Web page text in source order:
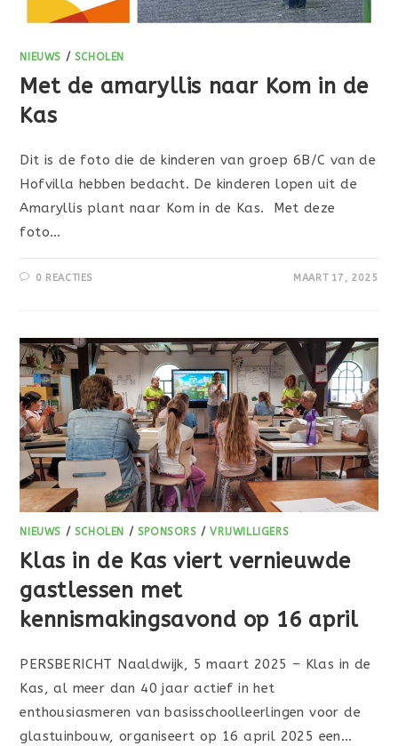
NIEUWS / SCHOLEN
Met de amaryllis naar Kom in de
Kas
Dit is de foto die de kinderen van groep 6B/C van de
Hofvilla hebben bedacht. De kinderen lopen uit de
Amaryllis plant naar Kom in de Kas. Met deze
foto…
0 REACTIES MAART 17, 2025
NIEUWS / SCHOLEN / SPONSORS /VRIJWILLIGERS
Klas in de Kas viert vernieuwde
gastlessen met
kennismakingsavond op 16 april
PERSBERICHT Naaldwijk, 5 maart 2025 – Klas in de
Kas, al meer dan 40 jaar actief in het
enthousiasmeren van basisschoolleerlingen voor de
glastuinbouw, organiseert op 16 april 2025 een…